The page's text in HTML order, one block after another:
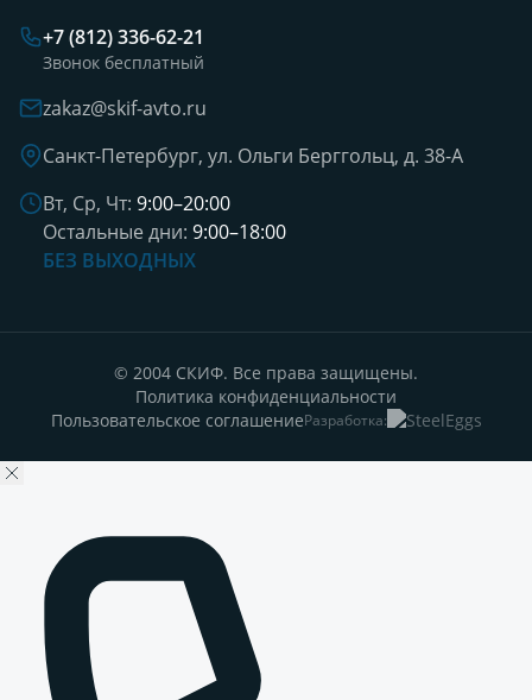
+7 (812) 336-62-21
Звонок бесплатный
zakaz@skif-avto.ru
Санкт-Петербург, ул. Ольги Берггольц, д. 38-А
Вт, Ср, Чт: 9:00–20:00
Остальные дни: 9:00–18:00
БЕЗ ВЫХОДНЫХ
© 2004 СКИФ. Все права защищены.
Политика конфиденциальности
Пользовательское соглашениеРазработка: